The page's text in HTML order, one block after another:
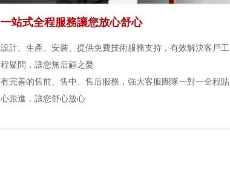
一站式全程服務讓您放心舒心
設計、生產、安裝、提供免費技術服務支持，有效解決客戶工
程疑問，讓您無后顧之憂
有完善的售前、售中、售后服務，強大客服團隊一對一全程貼
心跟進，讓您舒心放心